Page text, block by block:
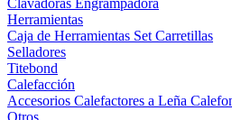
Clavadoras Engrampadora
Herramientas
Caja de Herramientas Set Carretillas
Selladores
Titebond
Calefacción
Accesorios Calefactores a Leña
Otros